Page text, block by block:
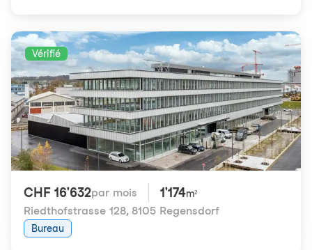
Vérifié
CHF 16'632par mois 1'174m²
Riedthofstrasse 128, 8105 Regensdorf
Bureau